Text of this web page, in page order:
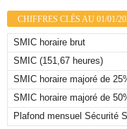
CHIFFRES CLÉS AU 01/01/
SMIC horaire brut
SMIC (151,67 heures)
SMIC horaire majoré de
SMIC horaire majoré de
Plafond mensuel Sécurité